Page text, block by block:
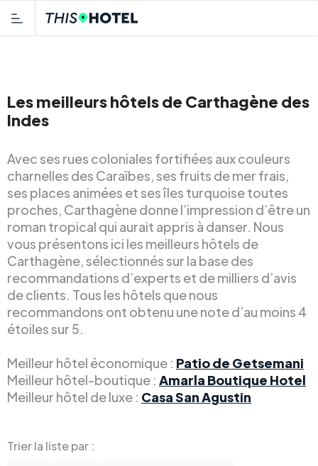
Les meilleurs hôtels de Carthagène des
Indes
Avec ses rues coloniales fortifiées aux couleurs
charnelles des Caraïbes, ses fruits de mer frais,
ses places animées et ses îles turquoise toutes
proches, Carthagène donne l’impression d’être un
roman tropical qui aurait appris à danser. Nous
vous présentons ici les meilleurs hôtels de
Carthagène, sélectionnés sur la base des
recommandations d’experts et de milliers d’avis
de clients. Tous les hôtels que nous
recommandons ont obtenu une note d’au moins 4
étoiles sur 5.
Meilleur hôtel économique : Patio de Getsemani
Meilleur hôtel-boutique : Amarla Boutique Hotel
Meilleur hôtel de luxe : Casa San Agustin
Trier la liste par :